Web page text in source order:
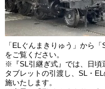
「ELぐんまきりゅう」から
をご覧ください。
※『SL引継ぎ式』では、日頃
タブレットの引渡し、SL・
施いたします。